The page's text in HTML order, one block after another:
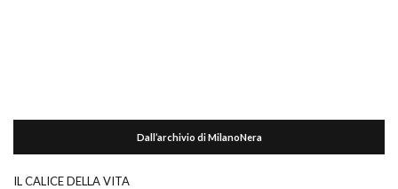
Dall’archivio di MilanoNera
IL CALICE DELLA VITA